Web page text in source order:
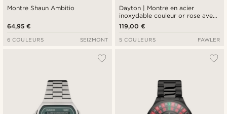
Montre Shaun Ambitio
64,95 €
6 COULEURS SEIZMONT
Dayton | Montre en acier
inoxydable couleur or rose avec
cadran gris texturé
119,00 €
5 COULEURS FAWLER